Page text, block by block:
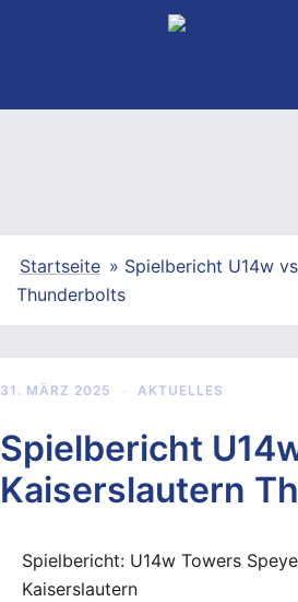
Startseite » Spielbericht U14w
Thunderbolts
31. MÄRZ 2025 AKTUELLES
Spielbericht
Kaiserslautern
Spielbericht: U14w Towers
Kaiserslautern